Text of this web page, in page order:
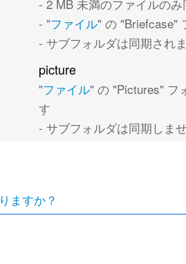
- 2 MB 未満のファイルの
- "ファイル" の "Briefcase"
- サブフォルダは同期され
picture
"ファイル" の "Pictures" フ
す
- サブフォルダは同期しま
ますか？